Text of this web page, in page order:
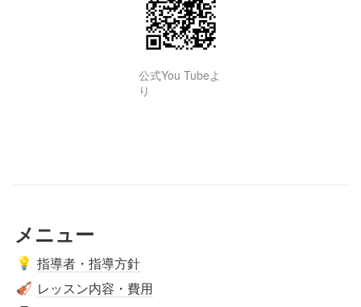
公式You Tubeよ
り
メニュー
💡 指導者・指導方針
🎻 レッスン内容・費用